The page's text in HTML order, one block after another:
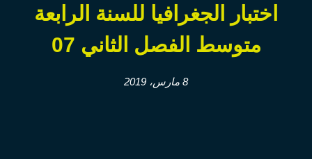
اختبار الجغرافيا للسنة الرابعة
متوسط الفصل الثاني 07
8 مارس، 2019